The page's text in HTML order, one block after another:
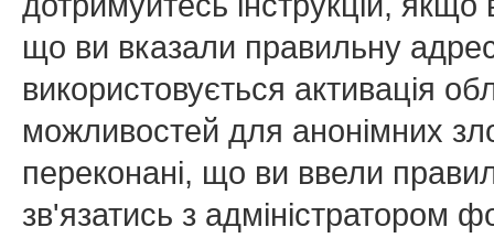
що ви вказали правильну
використовується активація
можливостей для анонімних
переконані, що ви ввели
зв'язатись з адміністратором